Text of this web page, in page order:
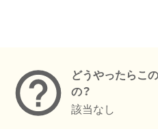
どうやったらこ
の？
該当なし